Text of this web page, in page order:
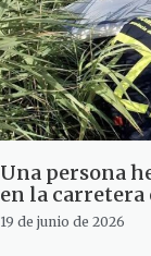
Una persona
en la
19 de junio de 2026